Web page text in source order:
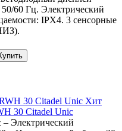
60 Гц. Электрический
IPX4. 3 сенсорные
Хит
30 Citadel Unic
Электрический